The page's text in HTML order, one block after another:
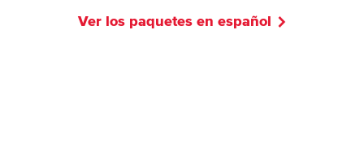
Ver los paquetes en español